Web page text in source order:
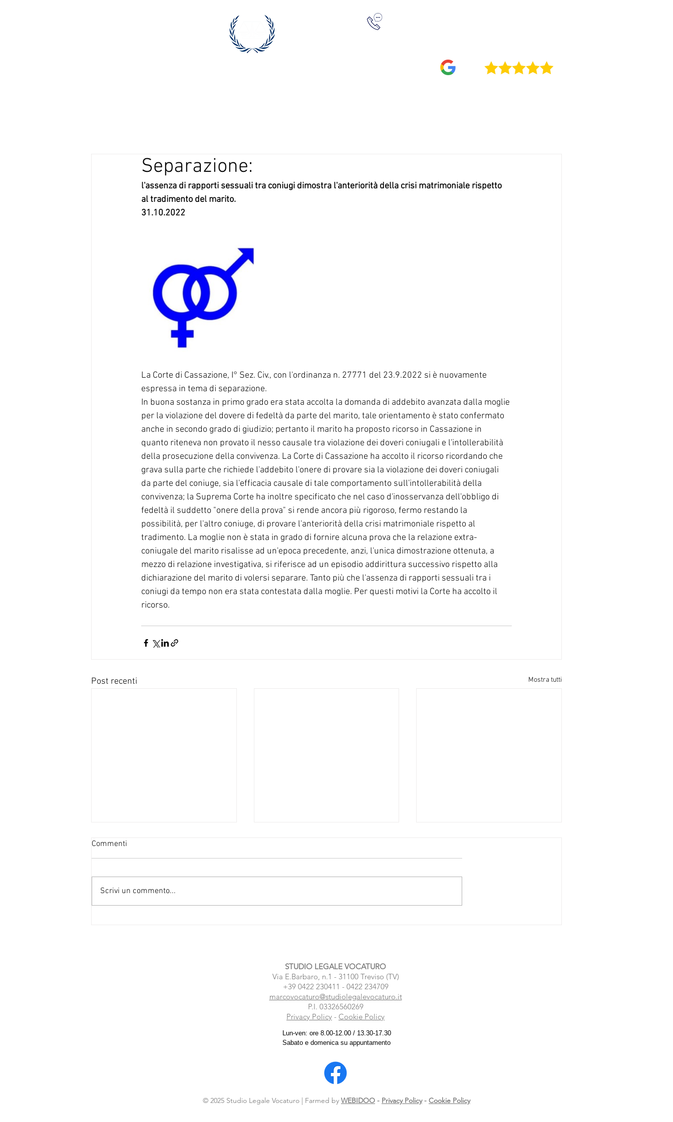
Separazione:
l'assenza di rapporti sessuali tra coniugi dimostra l'anteriorità della crisi matrimoniale rispetto
al tradimento del marito.
31.10.2022
La Corte di Cassazione, I° Sez. Civ., con l'ordinanza n. 27771 del 23.9.2022 si è nuovamente
espressa in tema di separazione.
In buona sostanza in primo grado era stata accolta la domanda di addebito avanzata dalla moglie
per la violazione del dovere di fedeltà da parte del marito, tale orientamento è stato confermato
anche in secondo grado di giudizio; pertanto il marito ha proposto ricorso in Cassazione in
quanto riteneva non provato il nesso causale tra violazione dei doveri coniugali e l'intollerabilità
della prosecuzione della convivenza. La Corte di Cassazione ha accolto il ricorso ricordando che
grava sulla parte che richiede l'addebito l'onere di provare sia la violazione dei doveri coniugali
da parte del coniuge, sia l'efficacia causale di tale comportamento sull'intollerabilità della
convivenza; la Suprema Corte ha inoltre specificato che nel caso d'inosservanza dell'obbligo di
fedeltà il suddetto "onere della prova" si rende ancora più rigoroso, fermo restando la
possibilità, per l'altro coniuge, di provare l'anteriorità della crisi matrimoniale rispetto al
tradimento. La moglie non è stata in grado di fornire alcuna prova che la relazione extra-
coniugale del marito risalisse ad un'epoca precedente, anzi, l'unica dimostrazione ottenuta, a
mezzo di relazione investigativa, si riferisce ad un episodio addirittura successivo rispetto alla
dichiarazione del marito di volersi separare. Tanto più che l'assenza di rapporti sessuali tra i
coniugi da tempo non era stata contestata dalla moglie. Per questi motivi la Corte ha accolto il
ricorso.
Post recenti Mostra tutti
Commenti
Scrivi un commento...
STUDIO LEGALE VOCATURO
Via E.Barbaro, n.1 - 31100 Treviso (TV)
+39 0422 230411 - 0422 234709
marcovocaturo@studiolegalevocaturo.it
P.I. 03326560269
Privacy Policy - Cookie Policy
Lun-ven: ore 8.00-12.00 / 13.30-17.30
Sabato e domenica su appuntamento
© 2025 Studio Legale Vocaturo | Farmed by WEBIDOO - Privacy Policy- Cookie Policy